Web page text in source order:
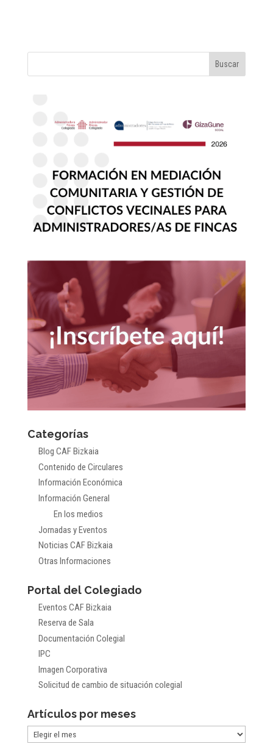
Categorías
Blog CAF Bizkaia
Contenido de Circulares
Información Económica
Información General
En los medios
Jornadas y Eventos
Noticias CAF Bizkaia
Otras Informaciones
Portal del Colegiado
Eventos CAF Bizkaia
Reserva de Sala
Documentación Colegial
IPC
Imagen Corporativa
Solicitud de cambio de situación colegial
Artículos por meses
Artículos